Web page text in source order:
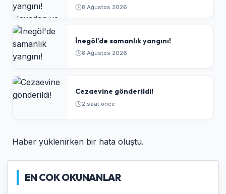
8 Ağustos 2026
İnegöl'de samanlık yangını!
8 Ağustos 2026
Cezaevine gönderildi!
2 saat önce
Haber yüklenirken bir hata oluştu.
EN COK OKUNANLAR